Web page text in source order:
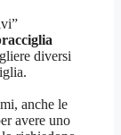
diversi
anche le
avere uno